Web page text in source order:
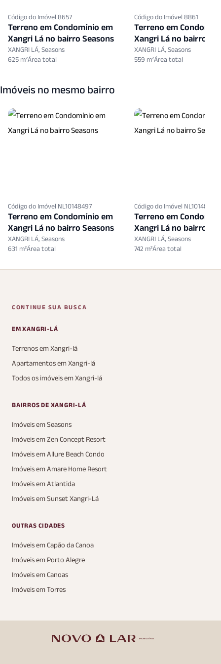
Código do Imóvel 8657
Terreno em Condomínio em
Xangri Lá no bairro Seasons
XANGRI LÁ, Seasons
625 m²
Código do Imóvel 8861
Terreno em
Xangri Lá no bairro
XANGRI LÁ, Seasons
559 m²
Imóveis no mesmo bairro
Código do Imóvel NL10148497
Terreno em Condomínio em
Xangri Lá no bairro Seasons
XANGRI LÁ, Seasons
631 m²
Código do Imóvel NL10148468
Terreno em
Xangri Lá no bairro
XANGRI LÁ, Seasons
742 m²
CONTINUE SUA BUSCA
EM XANGRI-LÁ
Terrenos em Xangri-lá
Apartamentos em Xangri-lá
Todos os imóveis em Xangri-lá
BAIRROS DE XANGRI-LÁ
Imóveis em Seasons
Imóveis em Zen Concept Resort
Imóveis em Allure Beach Condo
Imóveis em Amare Home Resort
Imóveis em Atlantida
Imóveis em Sunset Xangri-Lá
OUTRAS CIDADES
Imóveis em Capão da Canoa
Imóveis em Porto Alegre
Imóveis em Canoas
Imóveis em Torres